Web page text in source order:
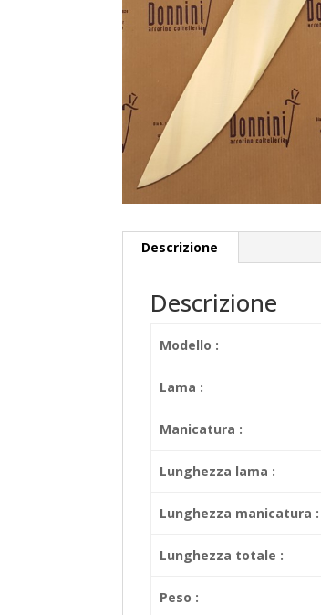
Descrizione
Descrizione
Modello :
Lama :
Manicatura :
Lunghezza lama :
Lunghezza manicatura :
Lunghezza totale :
Peso :